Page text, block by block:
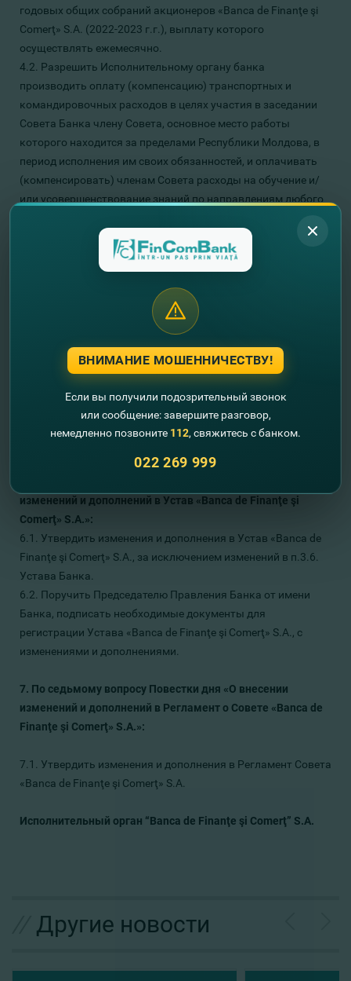
годовых общих собраний акционеров «Banca de Finanţe şi
Comerţ» S.A. (2022-2023 г.г.), выплату которого
осуществлять ежемесячно.
4.2. Разрешить Исполнительному органу банка
производить оплату (компенсацию) транспортных и
командировочных расходов в целях участия в заседании
Совета Банка члену Совета, основное место работы
которого находится за пределами Республики Молдова, в
период исполнения им своих обязанностей, и оплачивать
(компенсировать) членам Совета расходы на обучение и/
или усовершенствование знаний по направлениям любого
являются, выплачиваемого по факту расходов».
5. Об утверждении Аудиторского общества для
проведения обязательного текущего аудита Банка в 2022
году и утверждении размера оплаты его услуг.
5.1. Утвердить аудиторское общество
SRL для проведения обязательного финансового аудита
деятельности «Bаnca de Finanţe şi Comerţ» S.A. в 2022 году и
5.2. Поручить председателю Правления «Banca de Finanţe şi
Comerţ» S.A. подписать договор с аудиторским обществом
изменений и дополнений в Устав «Banca de Finanţe şi
Comerţ» S.A.»:
6.1. Утвердить изменения и дополнения в Устав «Banca de
Finanţe şi Comerţ» S.A., за исключением изменений в п.3.6.
Устава Банка.
6.2. Поручить Председателю Правления Банка от имени
Банка, подписать необходимые документы для
регистрации Устава «Banca de Finanţe şi Comerţ» S.A., с
изменениями и дополнениями.
7. По седьмому вопросу Повестки дня «О внесении
изменений и дополнений в Регламент о Совете «Banca de
Finanţe şi Comerţ» S.A.»:
7.1. Утвердить изменения и дополнения в Регламент Совета
«Banca de Finanţe şi Comerţ» S.A.
Исполнительный орган “Banca de Finanţe şi Comerţ” S.A.
Другие новости
ВНИМАНИЕ МОШЕННИЧЕСТВУ!
Если вы получили подозрительный звонок
или сообщение: завершите разговор,
немедленно позвоните 112, свяжитесь с банком.
022 269 999